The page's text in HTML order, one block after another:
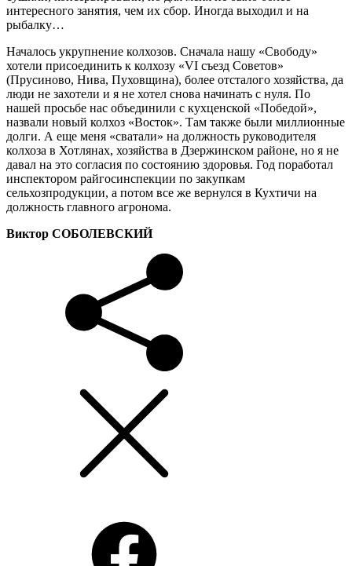
интересного занятия, чем их сбор. Иногда выходил и на
рыбалку…
Началось укрупнение колхозов. Сначала нашу «Свободу»
хотели присоединить к колхозу «VІ съезд Советов»
(Прусиново, Нива, Пуховщина), более отсталого хозяйства, да
люди не захотели и я не хотел снова начинать с нуля. По
нашей просьбе нас объединили с кухценской «Победой»,
назвали новый колхоз «Восток». Там также были миллионные
долги. А еще меня «сватали» на должность руководителя
колхоза в Хотлянах, хозяйства в Дзержинском районе, но я не
давал на это согласия по состоянию здоровья. Год поработал
инспектором райгосинспекции по закупкам
сельхозпродукции, а потом все же вернулся в Кухтичи на
должность главного агронома.
Виктор СОБОЛЕВСКИЙ